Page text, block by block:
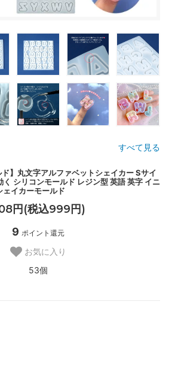
すべて見る
】丸文字アルファベットシェイカー Sサイ
く シリコンモールド レジン型 英語 英字 イニ
ェイカーモールド
円(税込999円)
9 ポイント還元
お気に入り
53個